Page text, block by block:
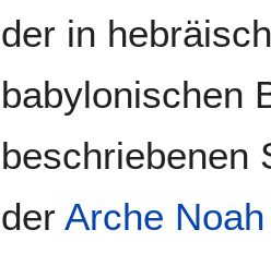
der in
babylonischen
beschriebenen
der Arche Noah